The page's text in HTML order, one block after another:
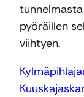
pyöräillen
viihtyen.